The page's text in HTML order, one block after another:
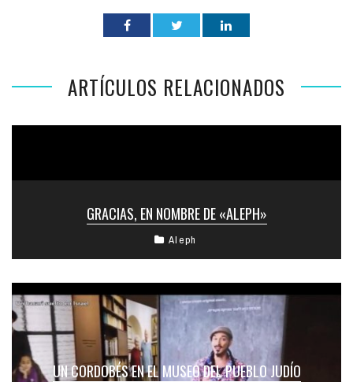
ARTÍCULOS RELACIONADOS
GRACIAS, EN NOMBRE DE «ALEPH»
Aleph
UN CORDOBÉS EN EL MUSEO DEL PUEBLO JUDÍO